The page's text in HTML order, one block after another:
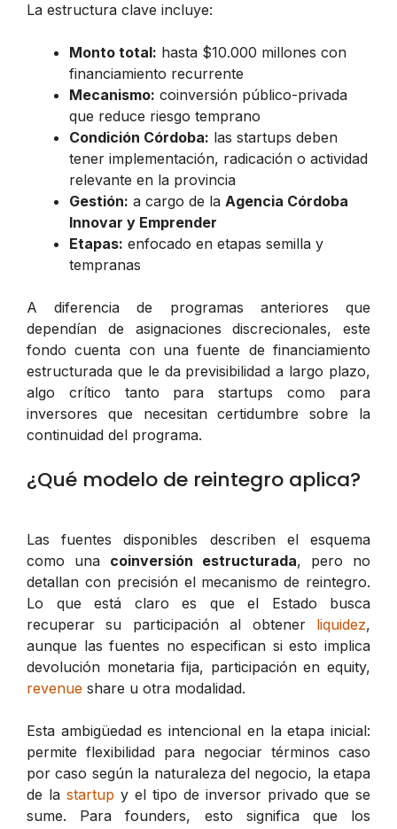
La estructura clave incluye:
Monto total: hasta $10.000 millones con
financiamiento recurrente
Mecanismo: coinversión público-privada
que reduce riesgo temprano
Condición Córdoba: las startups deben
tener implementación, radicación o actividad
relevante en la provincia
Gestión: a cargo de la Agencia Córdoba
Innovar y Emprender
Etapas: enfocado en etapas semilla y
tempranas
A diferencia de programas anteriores que
dependían de asignaciones discrecionales, este
fondo cuenta con una fuente de financiamiento
estructurada que le da previsibilidad a largo plazo,
algo crítico tanto para startups como para
inversores que necesitan certidumbre sobre la
continuidad del programa.
¿Qué modelo de reintegro aplica?
Las fuentes disponibles describen el esquema
como una coinversión estructurada, pero no
detallan con precisión el mecanismo de reintegro.
Lo que está claro es que el Estado busca
recuperar su participación al obtener liquidez,
aunque las fuentes no especifican si esto implica
devolución monetaria fija, participación en equity,
revenue share u otra modalidad.
Esta ambigüedad es intencional en la etapa inicial:
permite flexibilidad para negociar términos caso
por caso según la naturaleza del negocio, la etapa
de la startup y el tipo de inversor privado que se
sume. Para founders, esto significa que los